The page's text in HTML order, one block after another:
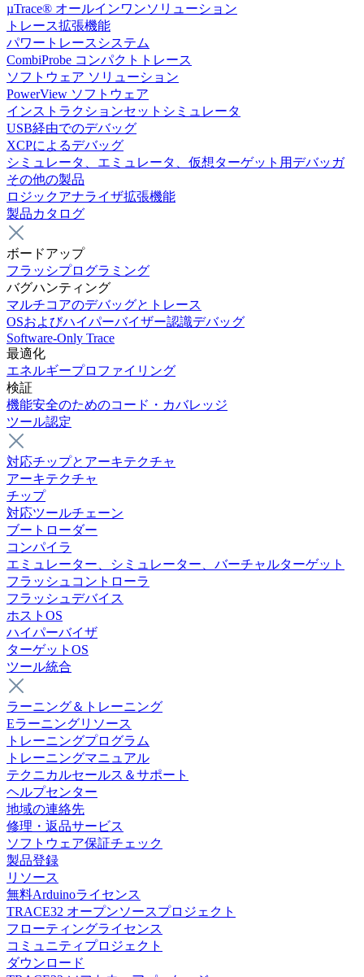
µTrace® オールインワンソリューション
トレース拡張機能
パワートレースシステム
CombiProbe コンパクトトレース
ソフトウェア ソリューション
PowerView ソフトウェア
インストラクションセットシミュレータ
USB経由でのデバッグ
XCPによるデバッグ
シミュレータ、エミュレータ、仮想ターゲット用デバッガ
その他の製品
ロジックアナライザ拡張機能
製品カタログ
ボードアップ
フラッシプログラミング
バグハンティング
マルチコアのデバッグとトレース
OSおよびハイパーバイザー認識デバッグ
Software-Only Trace
最適化
エネルギープロファイリング
検証
機能安全のためのコード・カバレッジ
ツール認定
対応チップとアーキテクチャ
アーキテクチャ
チップ
対応ツールチェーン
ブートローダー
コンパイラ
エミュレーター、シミュレーター、バーチャルターゲット
フラッシュコントローラ
フラッシュデバイス
ホストOS
ハイパーバイザ
ターゲットOS
ツール統合
ラーニング＆トレーニング
Eラーニングリソース
トレーニングプログラム
トレーニングマニュアル
テクニカルセールス＆サポート
ヘルプセンター
地域の連絡先
修理・返品サービス
ソフトウェア保証チェック
製品登録
リソース
無料Arduinoライセンス
TRACE32 オープンソースプロジェクト
フローティングライセンス
コミュニティプロジェクト
ダウンロード